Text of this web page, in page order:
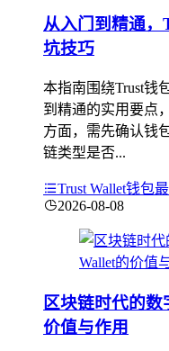
从入门到精通
坑技巧
本指南围绕Trust钱
到精通的实用要点
方面，需先确认钱
链类型是否...
Trust Wallet钱包
2026-08-08
区块链时代的
价值与作用